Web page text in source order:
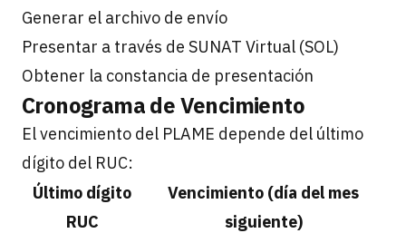
Generar el archivo de envío
Presentar a través de SUNAT Virtual (SOL)
Obtener la constancia de presentación
Cronograma de Vencimiento
El vencimiento del PLAME depende del último
dígito del RUC:
Último dígito
RUC
Vencimiento (día del mes
siguiente)